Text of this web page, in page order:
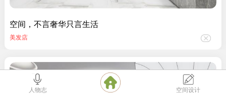
空间，不言奢华只言生活
美发店
人物志 空间设计